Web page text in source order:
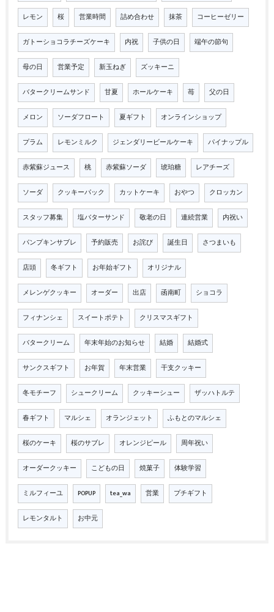
レモン 桜 営業時間 詰め合わせ 抹茶 コーヒーゼリー
ガトーショコラチーズケーキ 内祝 子供の日 端午の節句
母の日 営業予定 新玉ねぎ ズッキーニ
バタークリームサンド 甘夏 ホールケーキ 苺 父の日
メロン ソーダフロート 夏ギフト オンラインショップ
プラム レモンミルク ジェンダリービールケーキ パイナップル
赤紫蘇ジュース 桃 赤紫蘇ソーダ 琥珀糖 レアチーズ
ソーダ クッキーパック カットケーキ おやつ クロッカン
スタッフ募集 塩バターサンド 敬老の日 連続営業 内祝い
パンプキンサブレ 予約販売 お詫び 誕生日 さつまいも
店頭 冬ギフト お年始ギフト オリジナル
メレンゲクッキー オーダー 出店 函南町 ショコラ
フィナンシェ スイートポテト クリスマスギフト
バタークリーム 年末年始のお知らせ 結婚 結婚式
サンクスギフト お年賀 年末営業 干支クッキー
冬モチーフ シュークリーム クッキーシュー ザッハトルテ
春ギフト マルシェ オランジェット ふもとのマルシェ
桜のケーキ 桜のサブレ オレンジピール 周年祝い
オーダークッキー こどもの日 焼菓子 体験学習
ミルフィーユ POPUP tea_wa 営業 プチギフト
レモンタルト お中元